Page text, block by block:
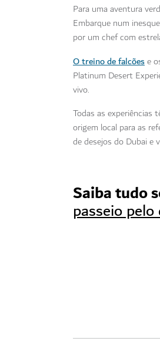
Para uma aventura
Embarque num
por um chef com
O treino de falcõese
Platinum Desert
vivo.
Todas as experiências
origem local para as
de desejos do Dubai e
Saiba tudo
passeio